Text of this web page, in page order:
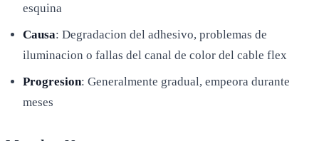
esquina
Causa: Degradacion del adhesivo, problemas de
iluminacion o fallas del canal de color del cable flex
Progresion: Generalmente gradual, empeora durante
meses